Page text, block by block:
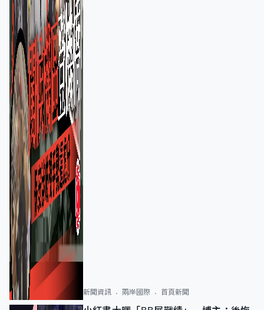
新聞資訊 兩岸國際 首頁新聞